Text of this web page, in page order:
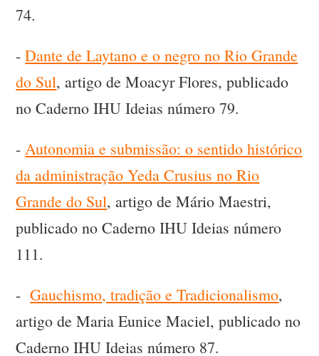
74.
-Dante de Laytano e o negro no Rio Grande
do Sul, artigo de Moacyr Flores, publicado
no Caderno IHU Ideias número 79.
-Autonomia e submissão: o sentido histórico
da administração Yeda Crusius no Rio
Grande do Sul, artigo de Mário Maestri,
publicado no Caderno IHU Ideias número
111.
-Gauchismo, tradição e Tradicionalismo,
artigo de Maria Eunice Maciel, publicado no
Caderno IHU Ideias número 87.